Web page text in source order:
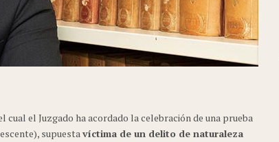
el Juzgado ha acordado la celebración de una prueba
supuestavíctima de un delito de naturaleza